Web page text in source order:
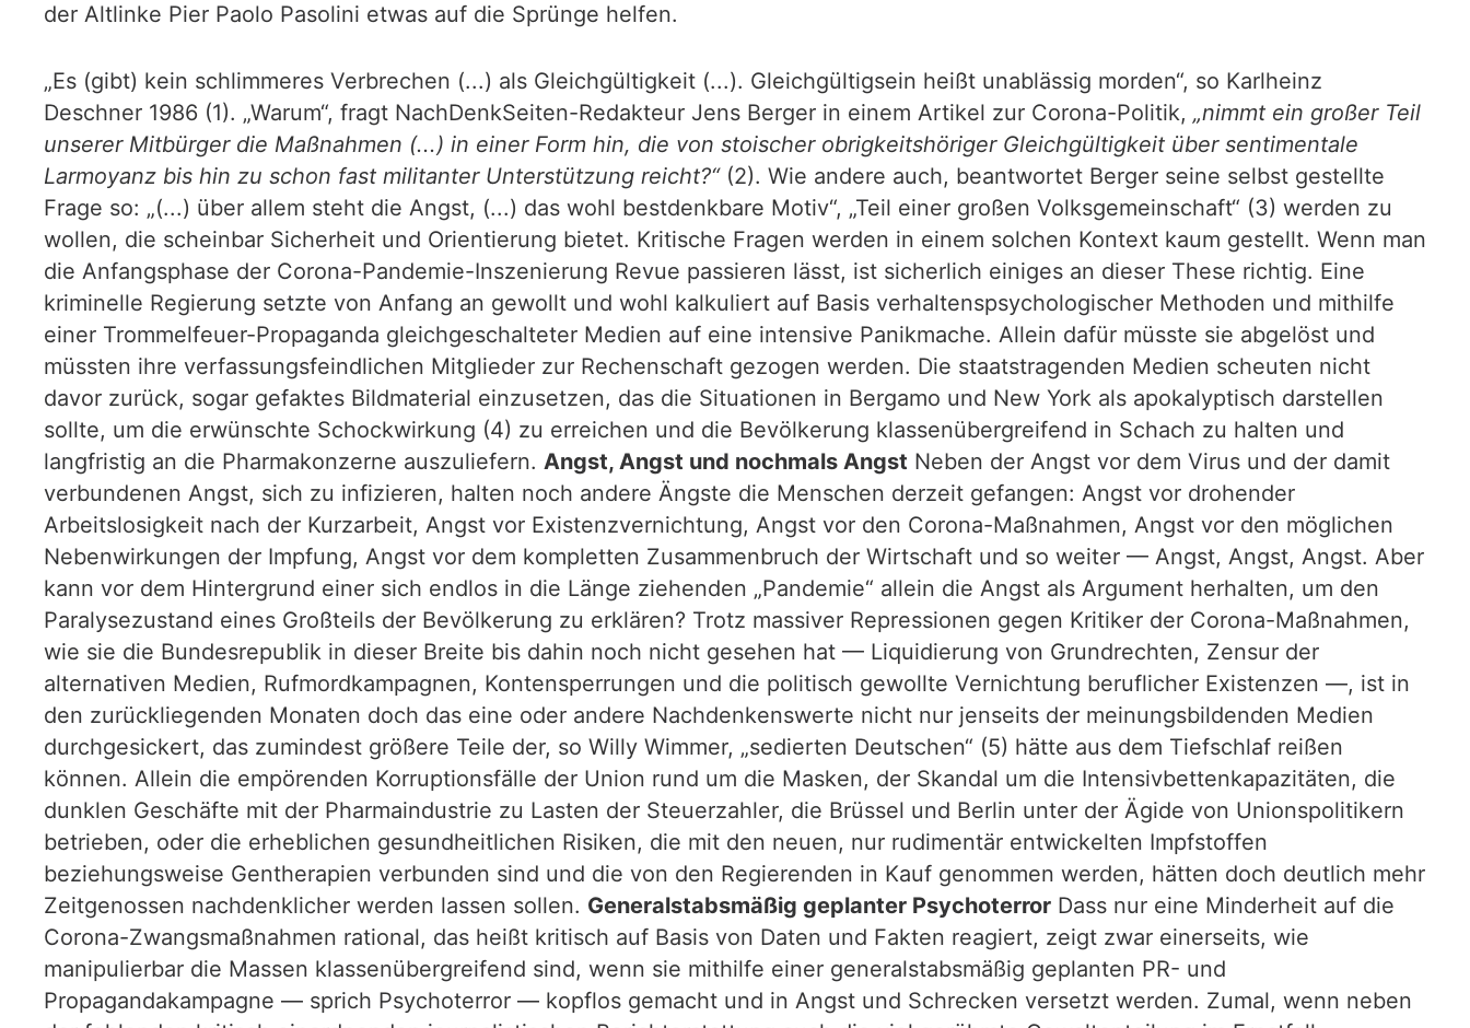
der Altlinke Pier Paolo Pasolini etwas auf die Sprünge helfen.
„Es (gibt) kein schlimmeres Verbrechen (...) als Gleichgültigkeit (...). Gleichgültigsein heißt unablässig morden“, so Karlheinz
Deschner 1986 (1). „Warum“, fragt NachDenkSeiten-Redakteur Jens Berger in einem Artikel zur Corona-Politik, „nimmt ein großer Teil
unserer Mitbürger die Maßnahmen (...) in einer Form hin, die von stoischer obrigkeitshöriger Gleichgültigkeit über sentimentale
Larmoyanz bis hin zu schon fast militanter Unterstützung reicht?“(2). Wie andere auch, beantwortet Berger seine selbst gestellte
Frage so: „(...) über allem steht die Angst, (...) das wohl bestdenkbare Motiv“, „Teil einer großen Volksgemeinschaft“ (3) werden zu
wollen, die scheinbar Sicherheit und Orientierung bietet. Kritische Fragen werden in einem solchen Kontext kaum gestellt. Wenn man
die Anfangsphase der Corona-Pandemie-Inszenierung Revue passieren lässt, ist sicherlich einiges an dieser These richtig. Eine
kriminelle Regierung setzte von Anfang an gewollt und wohl kalkuliert auf Basis verhaltenspsychologischer Methoden und mithilfe
einer Trommelfeuer-Propaganda gleichgeschalteter Medien auf eine intensive Panikmache. Allein dafür müsste sie abgelöst und
müssten ihre verfassungsfeindlichen Mitglieder zur Rechenschaft gezogen werden. Die staatstragenden Medien scheuten nicht
davor zurück, sogar gefaktes Bildmaterial einzusetzen, das die Situationen in Bergamo und New York als apokalyptisch darstellen
sollte, um die erwünschte Schockwirkung (4) zu erreichen und die Bevölkerung klassenübergreifend in Schach zu halten und
langfristig an die Pharmakonzerne auszuliefern. Angst, Angst und nochmals Angst Neben der Angst vor dem Virus und der damit
verbundenen Angst, sich zu infizieren, halten noch andere Ängste die Menschen derzeit gefangen: Angst vor drohender
Arbeitslosigkeit nach der Kurzarbeit, Angst vor Existenzvernichtung, Angst vor den Corona-Maßnahmen, Angst vor den möglichen
Nebenwirkungen der Impfung, Angst vor dem kompletten Zusammenbruch der Wirtschaft und so weiter — Angst, Angst, Angst. Aber
kann vor dem Hintergrund einer sich endlos in die Länge ziehenden „Pandemie“ allein die Angst als Argument herhalten, um den
Paralysezustand eines Großteils der Bevölkerung zu erklären? Trotz massiver Repressionen gegen Kritiker der Corona-Maßnahmen,
wie sie die Bundesrepublik in dieser Breite bis dahin noch nicht gesehen hat — Liquidierung von Grundrechten, Zensur der
alternativen Medien, Rufmordkampagnen, Kontensperrungen und die politisch gewollte Vernichtung beruflicher Existenzen —, ist in
den zurückliegenden Monaten doch das eine oder andere Nachdenkenswerte nicht nur jenseits der meinungsbildenden Medien
durchgesickert, das zumindest größere Teile der, so Willy Wimmer, „sedierten Deutschen“ (5) hätte aus dem Tiefschlaf reißen
können. Allein die empörenden Korruptionsfälle der Union rund um die Masken, der Skandal um die Intensivbettenkapazitäten, die
dunklen Geschäfte mit der Pharmaindustrie zu Lasten der Steuerzahler, die Brüssel und Berlin unter der Ägide von Unionspolitikern
betrieben, oder die erheblichen gesundheitlichen Risiken, die mit den neuen, nur rudimentär entwickelten Impfstoffen
beziehungsweise Gentherapien verbunden sind und die von den Regierenden in Kauf genommen werden, hätten doch deutlich mehr
Zeitgenossen nachdenklicher werden lassen sollen. Generalstabsmäßig geplanter Psychoterror Dass nur eine Minderheit auf die
Corona-Zwangsmaßnahmen rational, das heißt kritisch auf Basis von Daten und Fakten reagiert, zeigt zwar einerseits, wie
manipulierbar die Massen klassenübergreifend sind, wenn sie mithilfe einer generalstabsmäßig geplanten PR- und
Propagandakampagne — sprich Psychoterror — kopflos gemacht und in Angst und Schrecken versetzt werden. Zumal, wenn neben